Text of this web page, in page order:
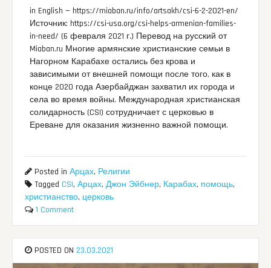
in English — https://miaban.ru/info/artsakh/csi-6-2-2021-en/
Источник: https://csi-usa.org/csi-helps-armenian-families-
in-need/ (6 февраля 2021 г.) Перевод на русский от
Miaban.ru Многие армянские христианские семьи в
Нагорном Карабахе остались без крова и
зависимыми от внешней помощи после того, как в
конце 2020 года Азербайджан захватил их города и
села во время войны. Международная христианская
солидарность (CSI) сотрудничает с церковью в
Ереване для оказания жизненно важной помощи.
Posted inАрцах, Религии
Tagged CSI,Арцах,Джон Эйбнер, Карабах, помощь,
христианство, церковь
1 Comment
POSTED ON 23.03.2021